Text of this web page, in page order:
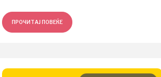
ПРОЧИТАЈ ПОВЕЌЕ